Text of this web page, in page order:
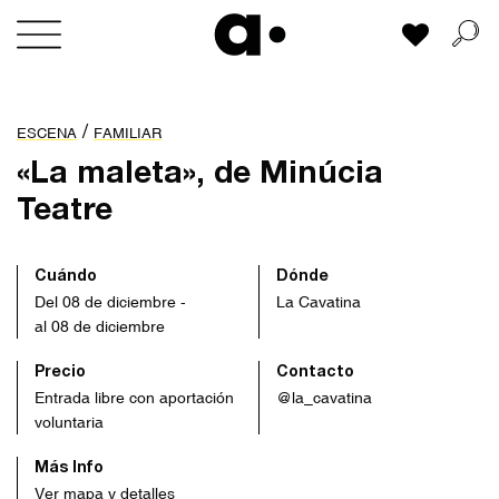
Skip
Mi lista
ESCENA / FAMILIAR
«La maleta», de Minúcia
Teatre
Cuándo
Del 08 de diciembre -
al 08 de diciembre
Dónde
La Cavatina
Precio
Entrada libre con aportación
voluntaria
Contacto
@la_cavatina
Más Info
Ver mapa y detalles